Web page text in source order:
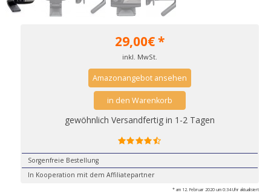
29,00€ *
inkl. MwSt.
Amazonangebot ansehen
in den Warenkorb
gewöhnlich Versandfertig in 1-2 Tagen
Sorgenfreie Bestellung
In Kooperation mit dem Affiliatepartner
* am 12. Februar 2020 um 0:34 Uhr aktualisiert